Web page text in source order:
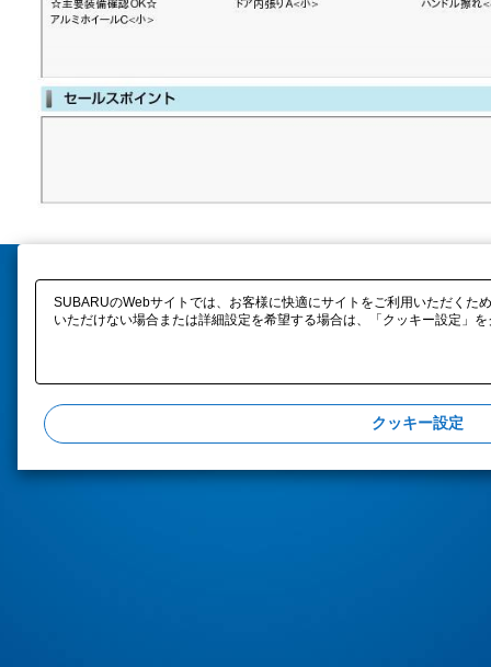
SUBARUのWebサイトでは、お客様に快適にサイトをご利用いただくた
いただけない場合または詳細設定を希望する場合は、「クッキー設定」
クッキー設定